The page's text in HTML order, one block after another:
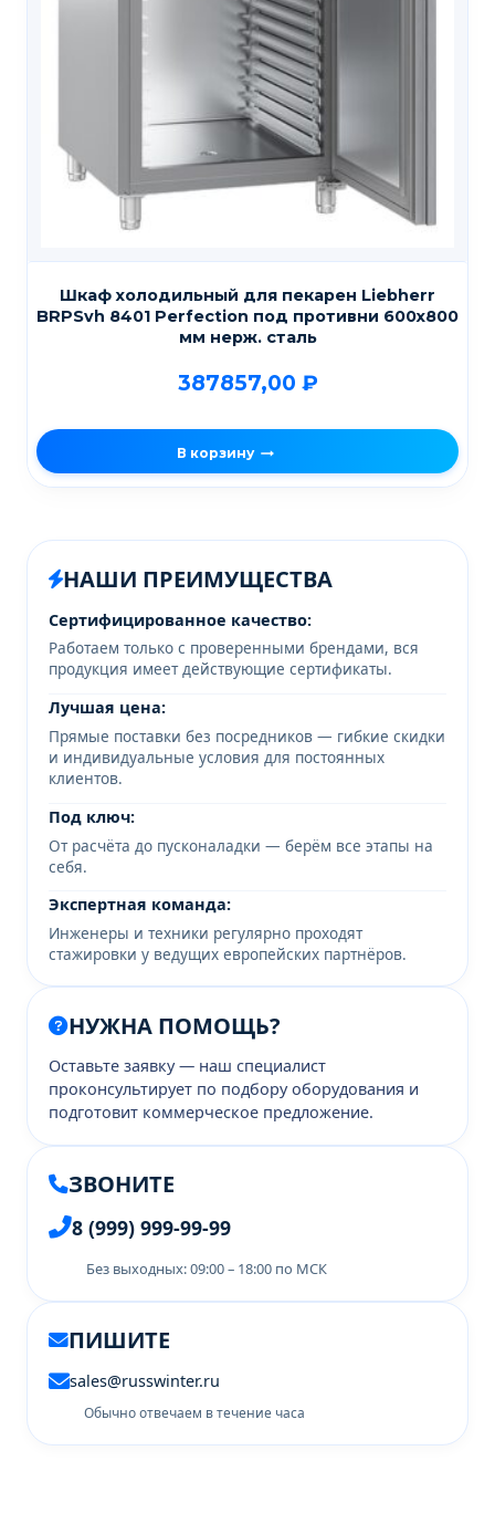
Шкаф холодильный для пекарен Liebherr
BRPSvh 8401 Perfection под противни 600х800
мм нерж. сталь
387857,00 ₽
В корзину
НАШИ ПРЕИМУЩЕСТВА
Сертифицированное качество:
Работаем только с проверенными брендами, вся
продукция имеет действующие сертификаты.
Лучшая цена:
Прямые поставки без посредников — гибкие скидки
и индивидуальные условия для постоянных
клиентов.
Под ключ:
От расчёта до пусконаладки — берём все этапы на
себя.
Экспертная команда:
Инженеры и техники регулярно проходят
стажировки у ведущих европейских партнёров.
НУЖНА ПОМОЩЬ?
Оставьте заявку — наш специалист
проконсультирует по подбору оборудования и
подготовит коммерческое предложение.
ЗВОНИТЕ
8 (999) 999-99-99
Без выходных: 09:00 – 18:00 по МСК
ПИШИТЕ
sales@russwinter.ru
Обычно отвечаем в течение часа